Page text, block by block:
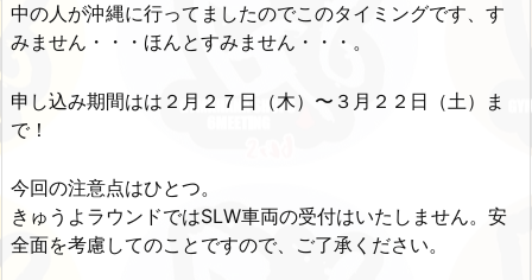
中の人が沖縄に行ってましたのでこのタイミングです、す
みません・・・ほんとすみません・・・。
申し込み期間はは２月２７日（木）〜３月２２日（土）ま
で！
今回の注意点はひとつ。
きゅうよラウンドではSLW車両の受付はいたしません。安
全面を考慮してのことですので、ご了承ください。